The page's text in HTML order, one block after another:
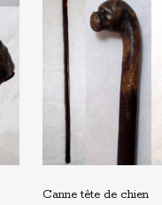
Canne tête de chien